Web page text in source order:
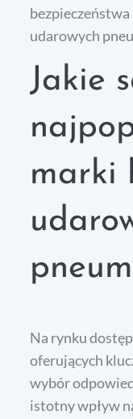
udarowych
Jakie
marki
Na rynku
oferujących
wybór
istotny wpływ